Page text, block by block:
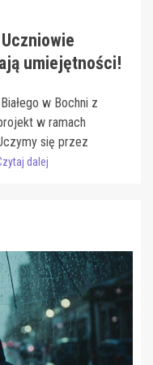
umiejętności!
w Bochni z
w ramach
się przez
dalej